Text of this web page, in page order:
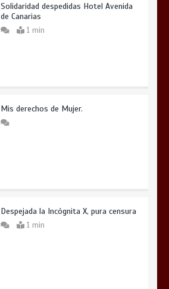
Solidaridad despedidas Hotel Avenida
de Canarias
1 min
Mis derechos de Mujer.
Despejada la Incógnita X, pura censura
1 min